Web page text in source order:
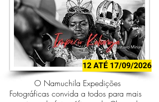
12 ATÉ 17/09/2026
O Namuchila Expedições
Fotográficas convida a todos para mais